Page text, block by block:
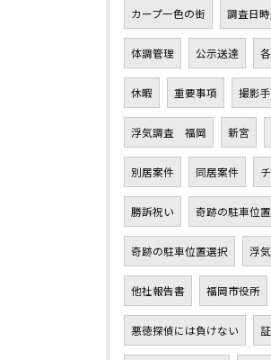
カープ一色の街 調査日
体調管理 公示送達
休暇 重要事項 撮影
浮気調査 福岡 新宮
別居案件 同居案件
勝訴祝い 奇跡の駐車位置
奇跡の駐車位置選択 浮
他社報告書 福岡市役所
悪徳探偵には負けない